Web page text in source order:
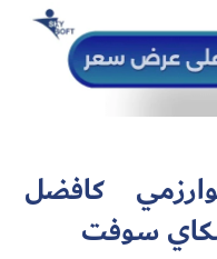
كافضل
سوفت